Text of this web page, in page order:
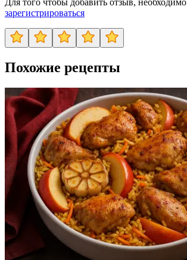
Для того чтобы добавить отзыв, необходимо
зарегистрироваться
Похожие рецепты